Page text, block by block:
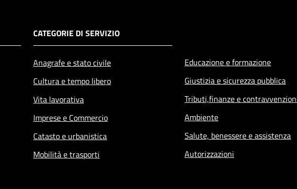
CATEGORIE DI SERVIZIO
Anagrafe e stato civile
Cultura e tempo libero
Vita lavorativa
Imprese e Commercio
Catasto e urbanistica
Mobilità e trasporti
Educazione e formazione
Giustizia e sicurezza pubblica
Tributi,finanze e
Ambiente
Salute, benessere e assistenza
Autorizzazioni